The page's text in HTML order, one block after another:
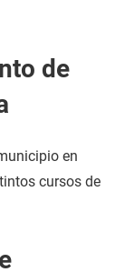
de
en
cursos de